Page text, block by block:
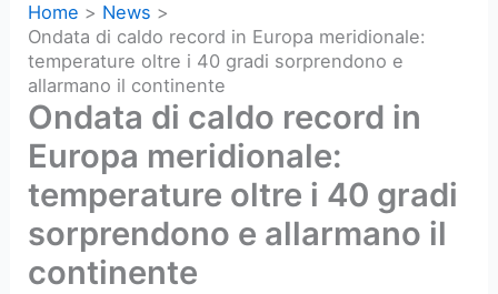
Home
News
Ondata di caldo record in Europa meridionale:
temperature oltre i 40 gradi sorprendono e
allarmano il continente
Ondata di caldo record in
Europa meridionale:
temperature oltre i 40 gradi
sorprendono e allarmano il
continente